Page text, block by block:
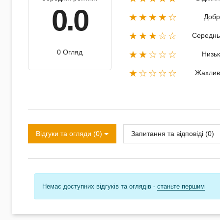
0.0
0 Огляд
★★★★☆
★★★☆☆
★★☆☆☆
★☆☆☆☆
Відгуки та огляди (0) Запитання та відповіді (0)
Немає доступних відгуків та оглядів - станьте першим